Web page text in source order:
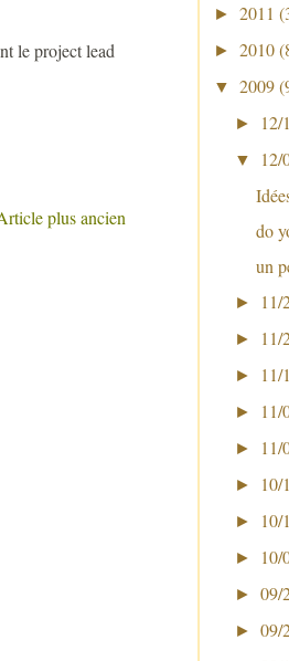
le project lead
plus ancien
► 2011
► 2010
▼ 2009
► 12/
▼ 12/
do
un
► 11/
► 11/
► 11/
► 11/
► 11/
► 10/
► 10/
► 10/
► 09/
► 09/